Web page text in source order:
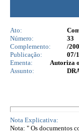
Ato:
Número:
33
Complemento:
/
Publicação:
07/
Ementa:
Autoriza
Assunto:
Nota Explicativa:
Nota: " Os documentos